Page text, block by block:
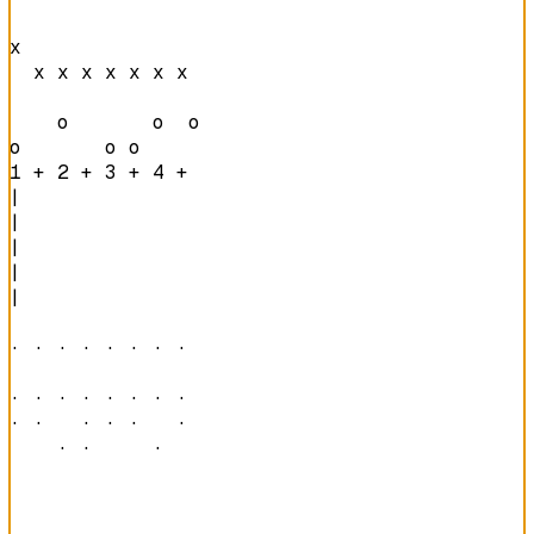
x
  x x x x x x x
    o       o  o
o       o o
1 + 2 + 3 + 4 +
|
|
|
|
|
· · · · · · · ·
· · · · · · · ·
· ·   · · ·   ·
    · ·     ·